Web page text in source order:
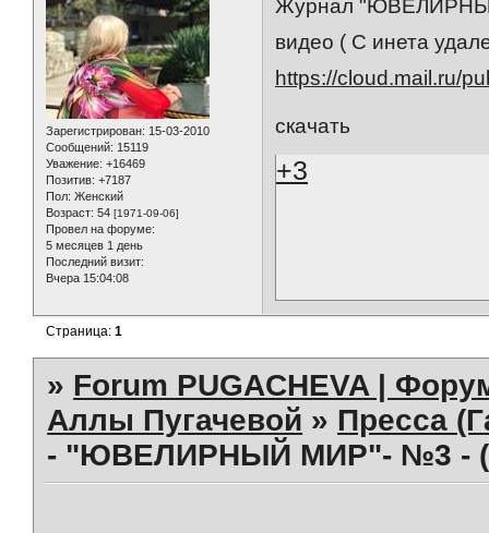
Зарегистрирован: 15-03-2010
Сообщений: 15119
Уважение: +16469
Позитив: +7187
Пол: Женский
Возраст: 54 [1971-09-06]
Провел на форуме:
5 месяцев 1 день
Последний визит:
Вчера 15:04:08
Журнал
видео ( С инета
https://cloud.mail.ru/
скачать
+3
Страница:1
» Forum PUGACHEVA |
Аллы Пугачевой » Пресса
- "ЮВЕЛИРНЫЙ МИР"- №3 -